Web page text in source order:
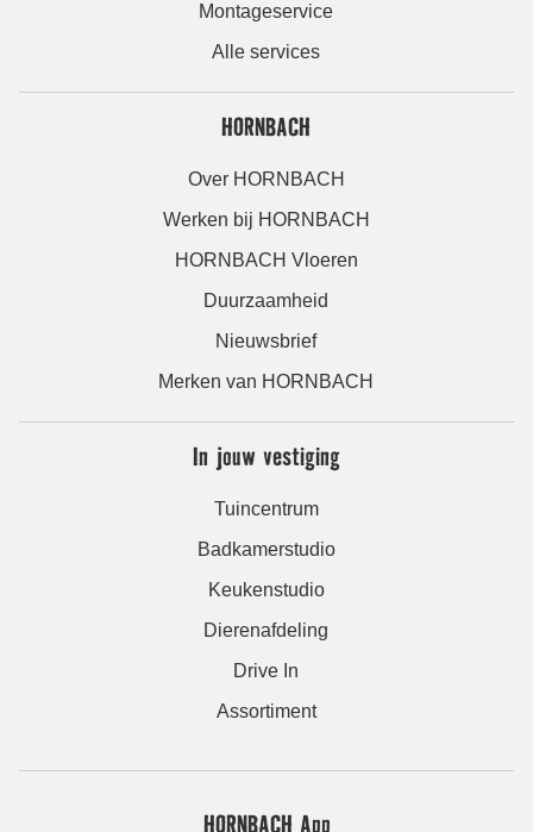
Montageservice
Alle services
HORNBACH
Over HORNBACH
Werken bij HORNBACH
HORNBACH Vloeren
Duurzaamheid
Nieuwsbrief
Merken van HORNBACH
In jouw vestiging
Tuincentrum
Badkamerstudio
Keukenstudio
Dierenafdeling
Drive In
Assortiment
HORNBACH App